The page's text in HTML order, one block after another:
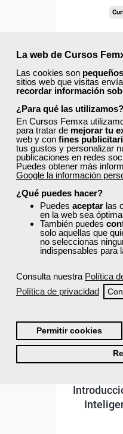
La web de Cursos
Las cookies son
sitios web que visitas
recordar información
¿Para qué las utilizamos?
En Cursos Femxa
para tratar de mejorar tu
web y con fines
tus gustos y personalizar
publicaciones en redes
Puedes obtener más
Google la información
¿Qué puedes hacer?
Puedes aceptar las
en la web sea
También puedes
solo aquellas que
no seleccionas
indispensables para
Consulta nuestra Política
Política de privacidad
Permitir cookies
Online
ONLINE
Para
trabajadores y
-Servicios a